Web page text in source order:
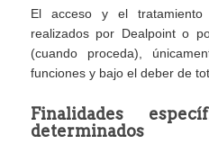
El acceso y el
realizados por Dealpoint o
(cuando proceda),
funciones y bajo el deber de
Finalidades
determinados